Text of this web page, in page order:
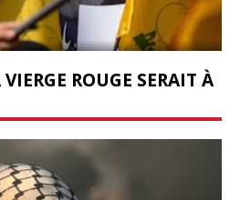
ROUGE SERAIT À